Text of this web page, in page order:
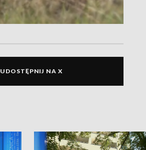
UDOSTĘPNIJ NA X